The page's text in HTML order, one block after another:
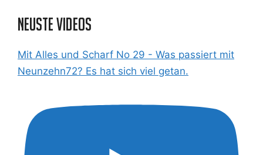
Neuste Videos
Mit Alles und Scharf No 29 - Was passiert mit
Neunzehn72? Es hat sich viel getan.